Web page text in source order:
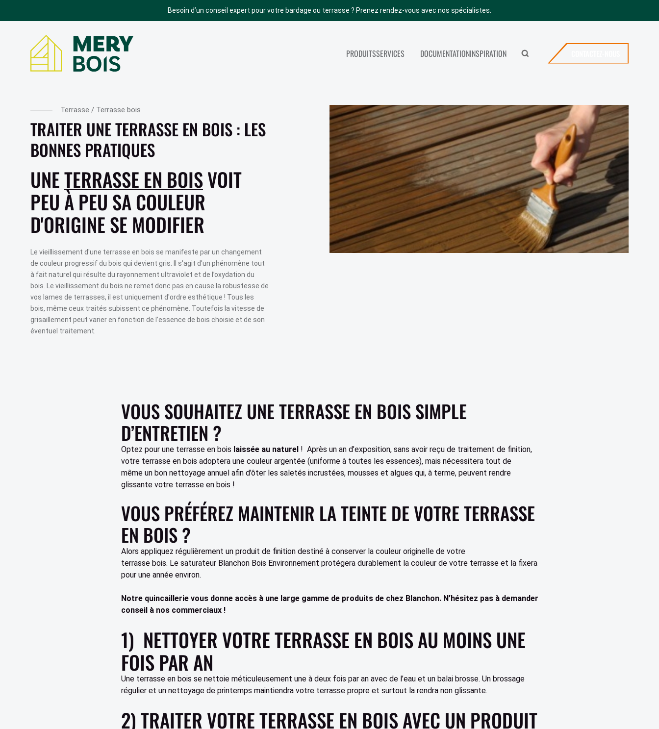
Besoin d’un conseil expert pour votre bardage ou terrasse ? Prenez rendez-vous avec nos spécialistes.
PRODUITS
BARDAGE ACCOYA
BARDAGE BOIS
BARDAGE SIVALBP
BARDAGE TRESPA
BARDAGE ROCKPANEL
BARDAGE EQUITONE
BARDAGE BOIS BRÛLÉ
BARDAGE CEDRAL
BARDAGE ARDOISES
TERRASSE EN BOIS
TERRASSE COMPOSITE
TERRASSE GRAD
SIMULATEUR
TERRASSE
PARQUET
PARQUET CORETEC
PARQUET STRATIFIÉ
PARQUET SEMI MASSIF
PARQUET MASSIF
PARQUET VINYLE
ABODO
COUVERTURE (TOITURE)
VISITER NOTRE SHOWROOM
SERVICES
SERVICES
TOUS NOS SERVICES
MERYBOIS
CONTACTEZ-NOUS
SHOWROOM
OFFRES D’EMPLOI
NEWS
FAQ
DOCUMENTATIONINSPIRATION Rechercher
Terrasse / Terrasse bois
TRAITER UNE TERRASSE EN BOIS : LES
BONNES PRATIQUES
UNETERRASSE EN BOISVOIT
PEU À PEU SA COULEUR
D'ORIGINE SE MODIFIER
Le vieillissement d'une terrasse en bois se manifeste par un changement
de couleur progressif du bois qui devient gris. Il s'agit d'un phénomène tout
à fait naturel qui résulte du rayonnement ultraviolet et de l’oxydation du
bois. Le vieillissement du bois ne remet donc pas en cause la robustesse de
vos lames de terrasses, il est uniquement d'ordre esthétique ! Tous les
bois, même ceux traités subissent ce phénomène. Toutefois la vitesse de
grisaillement peut varier en fonction de l’essence de bois choisie et de son
éventuel traitement.
VOUS SOUHAITEZ UNE TERRASSE EN BOIS SIMPLE
D’ENTRETIEN ?
Optez pour une terrasse en bois laissée au naturel! Après un an d’exposition, sans avoir reçu de traitement de finition,
votre terrasse en bois adoptera une couleur argentée (uniforme à toutes les essences), mais nécessitera tout de
même un bon nettoyage annuel afin d’ôter les saletés incrustées, mousses et algues qui, à terme, peuvent rendre
glissante votre terrasse en bois !
VOUS PRÉFÉREZ MAINTENIR LA TEINTE DE VOTRE TERRASSE
EN BOIS ?
Alors appliquez régulièrement un produit de finition destiné à conserver la couleur originelle de votre
terrasse bois. Le saturateur Blanchon Bois Environnement protégera durablement la couleur de votre terrasse et la fixera
pour une année environ.
Notre quincaillerie vous donne accès à une large gamme de produits de chez Blanchon. N’hésitez pas à demander
conseil à nos commerciaux !
1) NETTOYER VOTRE TERRASSE EN BOIS AU MOINS UNE
FOIS PAR AN
Une terrasse en bois se nettoie méticuleusement une à deux fois par an avec de l’eau et un balai brosse. Un brossage
régulier et un nettoyage de printemps maintiendra votre terrasse propre et surtout la rendra non glissante.
2) TRAITER VOTRE TERRASSE EN BOIS AVEC UN PRODUIT